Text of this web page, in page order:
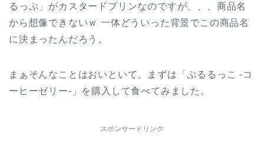
るっぷ」がカスタードプリンなのですが、、、商品名
から想像できないｗ 一体どういった背景でこの商品名
に決まったんだろう。
まぁそんなことはおいといて、まずは「ぷるるっこ -コ
ーヒーゼリー-」を購入して食べてみました。
スポンサードリンク